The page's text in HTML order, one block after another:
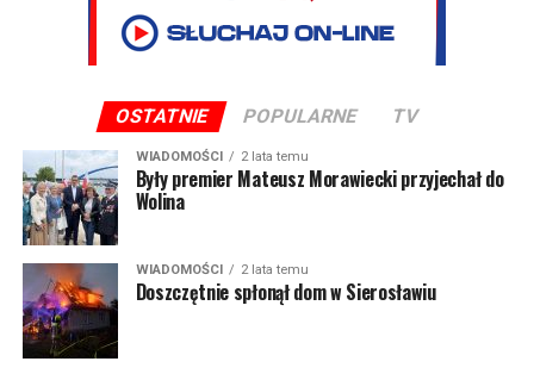
OSTATNIE POPULARNE TV
WIADOMOŚCI 2 lata temu
Były premier Mateusz Morawiecki przyjechał do
Wolina
WIADOMOŚCI 2 lata temu
Doszczętnie spłonął dom w Sierosławiu